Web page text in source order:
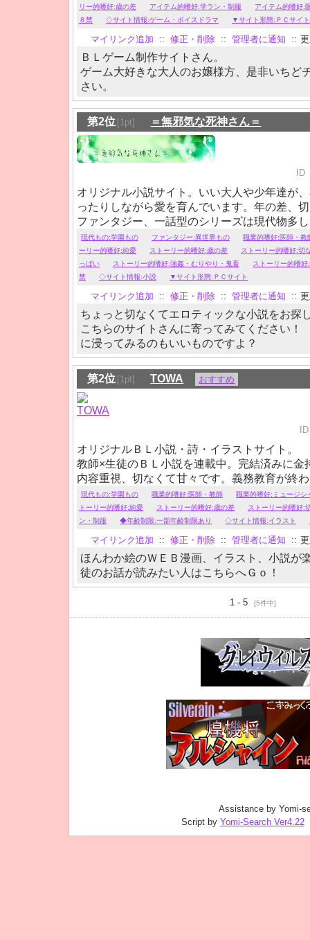
リー的嗜好:歳の差
アイテム的嗜好:学ラン・制服
アイテム的嗜好:
８禁
◇サイト情報:ゲーム・ボイスドラマ ▼サイト形態:ＰＣサイト
マイリンク追加 :: 修正・削除 :: 管理者に通知 ::
ＢＬゲーム制作サイトさん。
ゲーム大好きな大人のお嬢様方、是非いちど
さい。
第2位 [1pt] ＝無邪気な死神さん＝
ID
オリジナル小説サイト。いい大人や少年達が
ったりしながら愛を育んでいます。年の差、
ファンタジー、一話型のシリーズは現代物多
魔王×救世主、教師×高校生など。
現代もの:学園もの ファンタジー:異世界もの
職業的嗜好:医師・教
ーリー的嗜好:純愛
ストーリー的嗜好:歳の差
ストーリー的嗜好:切
っぱい
ストーリー的嗜好:強姦・むりやり・鬼畜
ストーリー的嗜
禁
◇サイト情報:小説 ▼サイト形態:ＰＣサイト
マイリンク追加 :: 修正・削除 :: 管理者に通知 ::
ちょっと切なくてエロティックな小説をお探
こちらのサイトさんに寄ってみてください
に浸ってみるのもいいものですよ？
第2位 [1pt] TOWA おすすめ
ID
オリジナルＢＬ小説・詩・イラストサイト。
教師×生徒のＢＬ小説を連載中。完結済みに金
内容重視、切なくて甘々です。義務教育が終
ぞ。
現代もの:学園もの 職業的嗜好:医師・教師
職業的嗜好:ミュージシ
トーリー的嗜好:純愛
ストーリー的嗜好:歳の差
ストーリー的嗜好:
ン・制服
◆年齢制限:一部年齢制限あり ◇サイト情報:イラスト
マイリンク追加 :: 修正・削除 :: 管理者に通知 ::
ほんわか絵のＷＥＢ漫画、イラスト、小説が
徒のお話が読みたい人はこちらへＧｏ！
1 - 5 [5件中]
Assistance by Yomi-
Script by Yomi-Search Ver4.22